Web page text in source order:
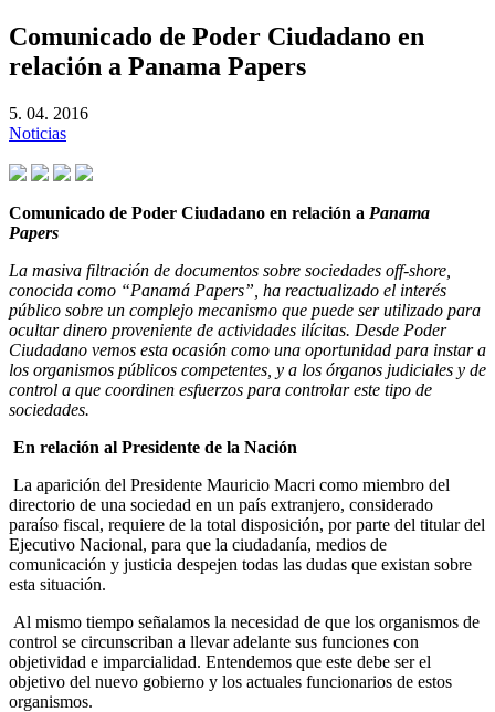
Comunicado de Poder Ciudadano en
relación a Panama Papers
5. 04. 2016
Noticias
Comunicado de Poder Ciudadano en relación a Panama
Papers
La masiva filtración de documentos sobre sociedades off-shore,
conocida como “Panamá Papers”, ha reactualizado el interés
público sobre un complejo mecanismo que puede ser utilizado para
ocultar dinero proveniente de actividades ilícitas. Desde Poder
Ciudadano vemos esta ocasión como una oportunidad para instar a
los organismos públicos competentes, y a los órganos judiciales y de
control a que coordinen esfuerzos para controlar este tipo de
sociedades.
En relación al Presidente de la Nación
La aparición del Presidente Mauricio Macri como miembro del
directorio de una sociedad en un país extranjero, considerado
paraíso fiscal, requiere de la total disposición, por parte del titular del
Ejecutivo Nacional, para que la ciudadanía, medios de
comunicación y justicia despejen todas las dudas que existan sobre
esta situación.
Al mismo tiempo señalamos la necesidad de que los organismos de
control se circunscriban a llevar adelante sus funciones con
objetividad e imparcialidad. Entendemos que este debe ser el
objetivo del nuevo gobierno y los actuales funcionarios de estos
organismos.